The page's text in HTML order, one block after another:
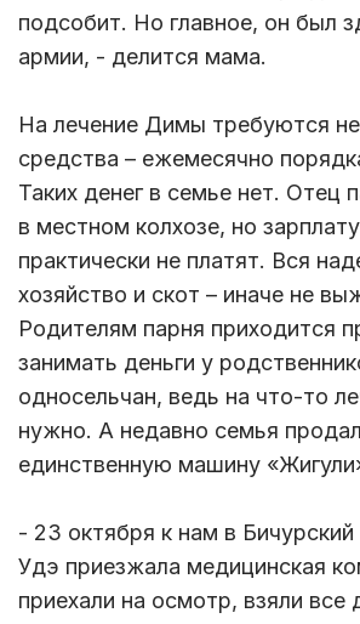
подсобит. Но главное, он был
армии, - делится мама.
На лечение Димы требуются
средства – ежемесячно
Таких денег в семье нет. Отец
в местном колхозе, но
практически не платят. Вся
хозяйство и скот – иначе не
Родителям парня приходится
занимать деньги у
односельчан, ведь на что-то
нужно. А недавно семья
единственную машину
- 23 октября к нам в
Удэ приезжала медицинская
приехали на осмотр, взяли все